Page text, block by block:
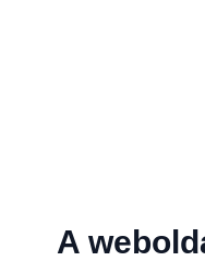
A